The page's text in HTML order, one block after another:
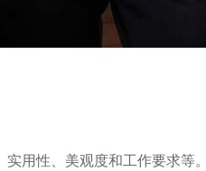
用性、美观度和工作要求等